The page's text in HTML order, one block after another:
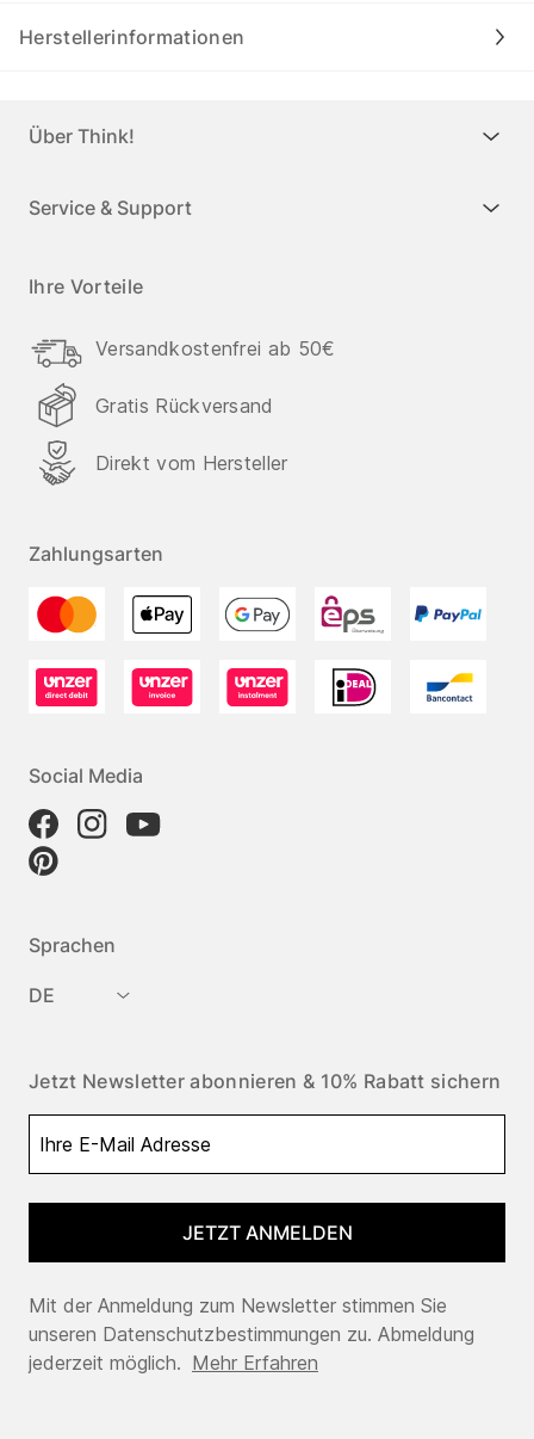
Herstellerinformationen
Über Think!
Service & Support
Ihre Vorteile
Versandkostenfrei ab 50€
Gratis Rückversand
Direkt vom Hersteller
Zahlungsarten
Social Media
Sprachen
DE
Jetzt Newsletter abonnieren & 10% Rabatt sichern
JETZT ANMELDEN
Mit der Anmeldung zum Newsletter stimmen Sie
unseren Datenschutzbestimmungen zu. Abmeldung
jederzeit möglich. Mehr Erfahren